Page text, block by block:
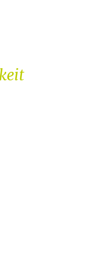
gemeinsam
schaffen.
Teamfähig.